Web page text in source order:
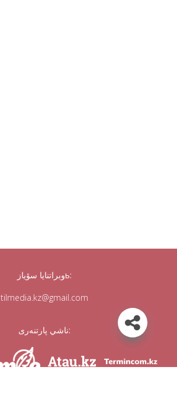
وبراتنايا سۆيازь:
tilmedia.kz@gmail.com
ناشي پارتنەرى: